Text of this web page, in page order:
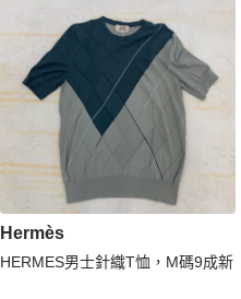
Hermès
HERMES男士針織T恤，M碼9成新